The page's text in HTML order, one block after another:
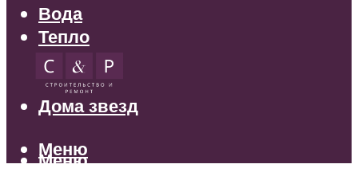
Вода
Тепло
Электрика
Свет
Дома звезд
Меню
Меню